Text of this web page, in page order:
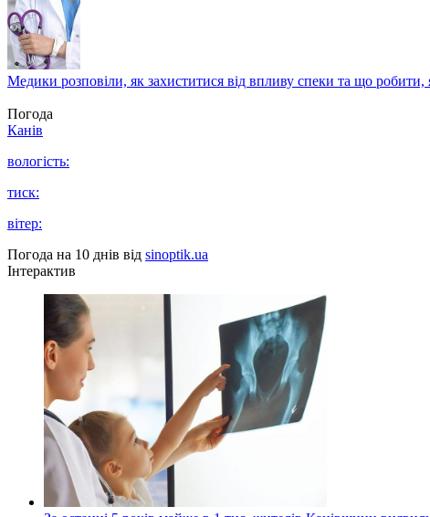
Медики розповіли, як захиститися від впливу спеки та що робити,
Погода
Канів
вологість:
тиск:
вітер:
Погода на 10 днів від sinoptik.ua
Інтерактив